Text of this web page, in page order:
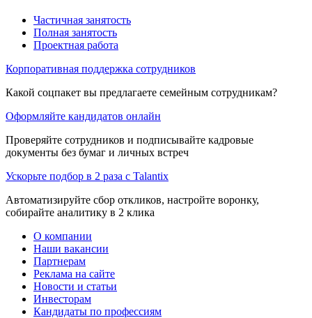
Частичная занятость
Полная занятость
Проектная работа
Корпоративная поддержка сотрудников
Какой соцпакет вы предлагаете семейным сотрудникам?
Оформляйте кандидатов онлайн
Проверяйте сотрудников и подписывайте кадровые
документы без бумаг и личных встреч
Ускорьте подбор в 2 раза с Talantix
Автоматизируйте сбор откликов, настройте воронку,
собирайте аналитику в 2 клика
О компании
Наши вакансии
Партнерам
Реклама на сайте
Новости и статьи
Инвесторам
Кандидаты по профессиям